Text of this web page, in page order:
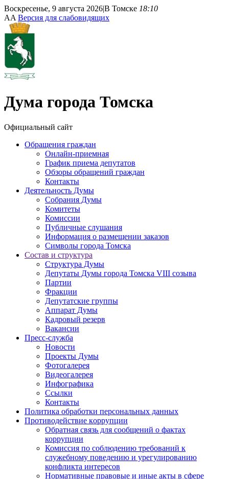
Воскресенье, 9 августа 2026|В Томске 18:10
AA Версия для слабовидящих
Дума города Томска
Официальный сайт
Обращения граждан
Онлайн-приемная
График приема депутатов
Обзоры обращений граждан
Контакты
Деятельность Думы
Собрания Думы
Комитеты
Комиссии
Публичные слушания
Информация о размещении заказов
Символы города Томска
Состав и структура
Структура Думы
Депутаты Думы города Томска VIII созыва
Партии
Фракции
Депутатские группы
Аппарат Думы
Кадровый резерв
Вакансии
Пресс-служба
Новости
Проекты Думы
Фотогалерея
Видеогалерея
Инфографика
Ссылки
Контакты
Политика обработки персональных данных
Прoтивoдeйствие кoрpупции
Обратная связь для сообщений о фактах
коррупции
Комиссия по соблюдению требований к
служебному поведению и урегулированию
конфликта интересов
Нормативные правовые и иные акты в сфере